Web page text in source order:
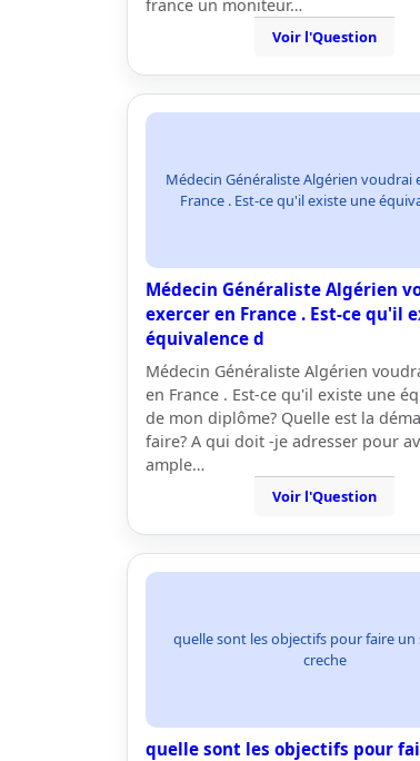
france un moniteur…
Voir l'Question
Médecin Généraliste Algérien voudrai
France . Est-ce qu'il existe une
Médecin Généraliste Algérien
exercer en France . Est-ce qu'il
équivalence d
Médecin Généraliste Algérien
en France . Est-ce qu'il existe une
de mon diplôme? Quelle est la
faire? A qui doit -je adresser pour
ample…
Voir l'Question
quelle sont les objectifs pour faire un
creche
quelle sont les objectifs pour